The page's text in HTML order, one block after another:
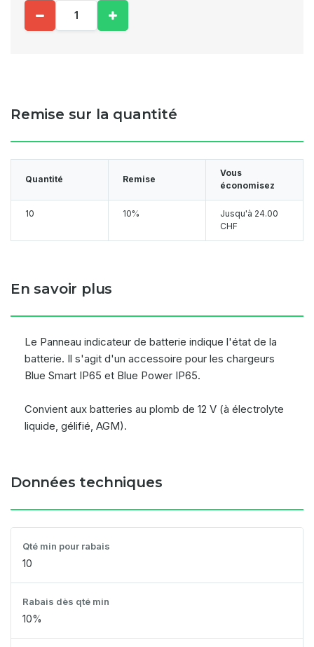
Remise sur la quantité
Quantité Remise
Vous
économisez
10 10% Jusqu'à 24.00
CHF
En savoir plus
Le Panneau indicateur de batterie indique l'état de la
batterie. Il s'agit d'un accessoire pour les chargeurs
Blue Smart IP65 et Blue Power IP65.
Convient aux batteries au plomb de 12 V (à électrolyte
liquide, gélifié, AGM).
Données techniques
Qté min pour rabais
10
Rabais dès qté min
10%